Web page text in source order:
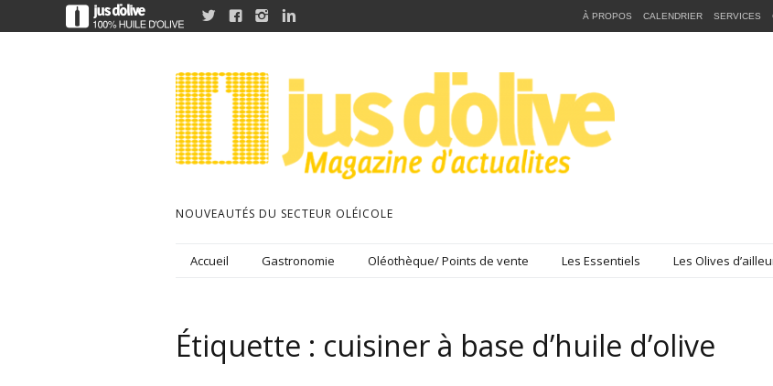
NOUVEAUTÉS DU SECTEUR OLÉICOLE
Accueil Gastronomie Oléothèque/ Points de vente Les Essentiels Les Olives
Étiquette : cuisiner à base d’huile d’olive
    À PROPOS CALENDRIER SERVICES